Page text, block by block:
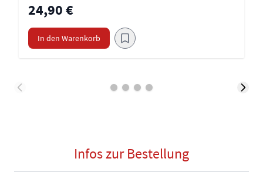
24,90 €
In den Warenkorb
Infos zur Bestellung